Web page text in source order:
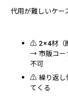
代用が難しいケー
⚠️ 2×4材（
→ 市販コー
不可
⚠️ 繰り返し
てくる